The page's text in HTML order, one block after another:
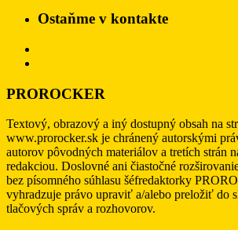
Ostaňme v kontakte
PROROCKER
Textový, obrazový a iný dostupný obsah na
www.prorocker.sk je chránený autorskými
autorov pôvodných materiálov a tretích strán
redakciou. Doslovné ani čiastočné
bez písomného súhlasu šéfredaktorky
vyhradzuje právo upraviť a/alebo preložiť do
tlačových správ a rozhovorov.